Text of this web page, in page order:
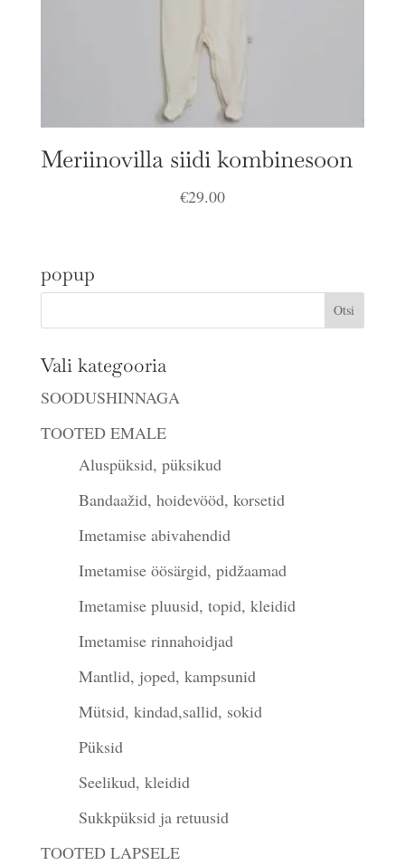
Meriinovilla siidi kombinesoon
€29.00
popup
Vali kategooria
SOODUSHINNAGA
TOOTED EMALE
Aluspüksid, püksikud
Bandaažid, hoidevööd, korsetid
Imetamise abivahendid
Imetamise öösärgid, pidžaamad
Imetamise pluusid, topid, kleidid
Imetamise rinnahoidjad
Mantlid, joped, kampsunid
Mütsid, kindad,sallid, sokid
Püksid
Seelikud, kleidid
Sukkpüksid ja retuusid
TOOTED LAPSELE